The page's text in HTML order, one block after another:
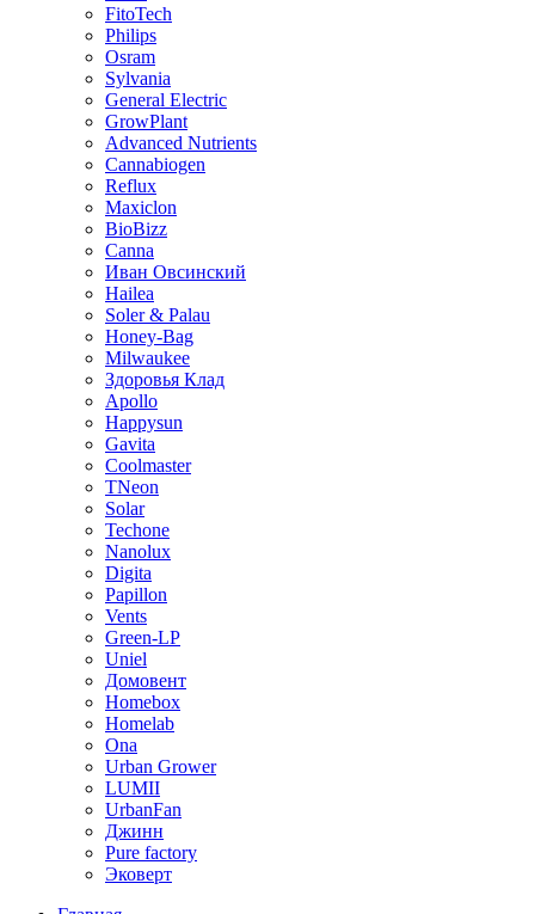
FitoTech
Philips
Osram
Sylvania
General Electric
GrowPlant
Advanced Nutrients
Cannabiogen
Reflux
Maxiclon
BioBizz
Canna
Иван Овсинский
Hailea
Soler & Palau
Honey-Bag
Milwaukee
Здоровья Клад
Apollo
Happysun
Gavita
Coolmaster
TNeon
Solar
Techone
Nanolux
Digita
Papillon
Vents
Green-LP
Uniel
Домовент
Homebox
Homelab
Ona
Urban Grower
LUMII
UrbanFan
Джинн
Pure factory
Эковерт